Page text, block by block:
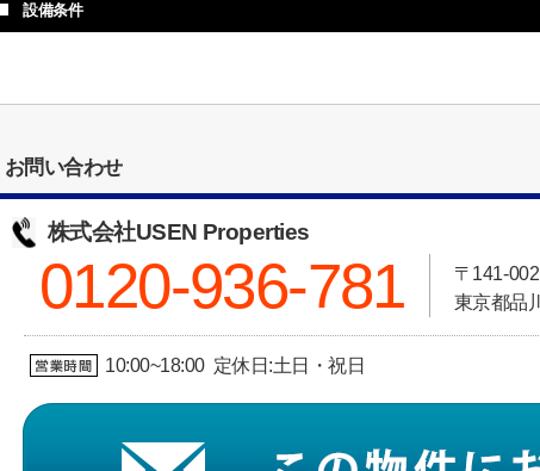
設備条件
お問い合わせ
株式会社USEN Properties
0120-936-781
〒141-
東京都品
10:00~18:00 定休日:土日・祝日